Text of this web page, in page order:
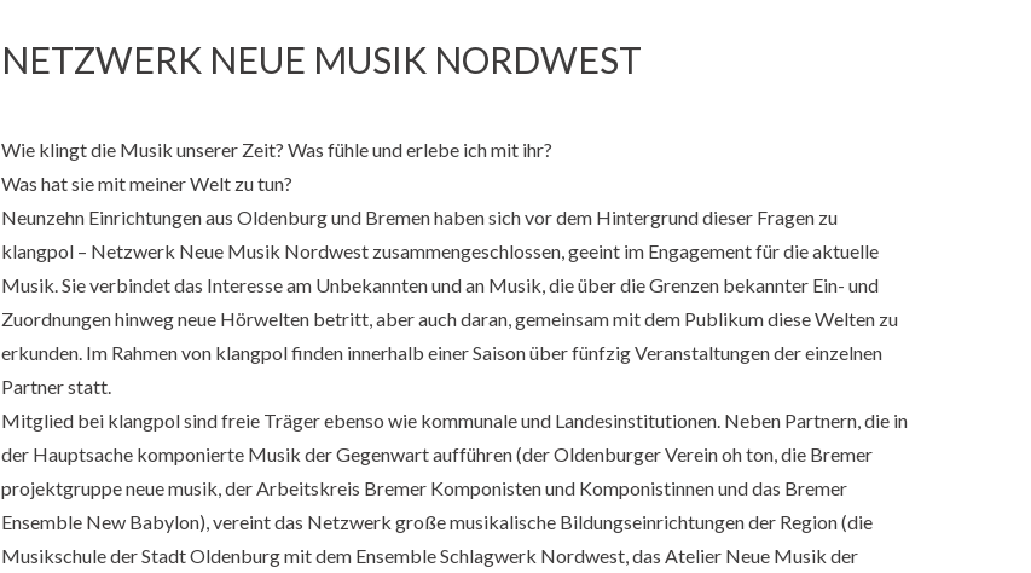
NETZWERK NEUE MUSIK NORDWEST
Wie klingt die Musik unserer Zeit? Was fühle und erlebe ich mit ihr?
Was hat sie mit meiner Welt zu tun?
Neunzehn Einrichtungen aus Oldenburg und Bremen haben sich vor dem Hintergrund dieser Fragen zu
klangpol – Netzwerk Neue Musik Nordwest zusammengeschlossen, geeint im Engagement für die aktuelle
Musik. Sie verbindet das Interesse am Unbekannten und an Musik, die über die Grenzen bekannter Ein- und
Zuordnungen hinweg neue Hörwelten betritt, aber auch daran, gemeinsam mit dem Publikum diese Welten zu
erkunden. Im Rahmen von klangpol finden innerhalb einer Saison über fünfzig Veranstaltungen der einzelnen
Partner statt.
Mitglied bei klangpol sind freie Träger ebenso wie kommunale und Landesinstitutionen. Neben Partnern, die in
der Hauptsache komponierte Musik der Gegenwart aufführen (der Oldenburger Verein oh ton, die Bremer
projektgruppe neue musik, der Arbeitskreis Bremer Komponisten und Komponistinnen und das Bremer
Ensemble New Babylon), vereint das Netzwerk große musikalische Bildungseinrichtungen der Region (die
Musikschule der Stadt Oldenburg mit dem Ensemble Schlagwerk Nordwest, das Atelier Neue Musik der